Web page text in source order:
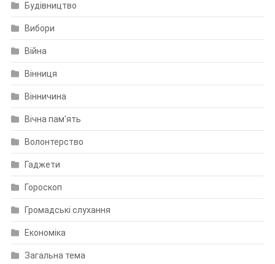
Будівництво
Вибори
Війна
Вінниця
Вінничина
Вічна пам'ять
Волонтерство
Гаджети
Гороскоп
Громадські слухання
Економіка
Загальна тема